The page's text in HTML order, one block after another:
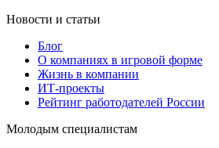
Новости и статьи
Блог
О компаниях в игровой форме
Жизнь в компании
ИТ-проекты
Рейтинг работодателей России
Молодым специалистам